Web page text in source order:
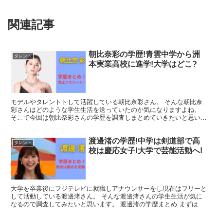
関連記事
タレント
朝比奈彩の学歴!青雲中学から洲
本実業高校に進学!大学はどこ?
モデルやタレントトして活躍している朝比奈彩さん。 そんな朝比奈
彩さんはどのような学生生活を送っていたのか気になりますよね。
そこで今回は朝比奈彩さんの学歴を調査しまとめていきたいと思いま
タレント
渡邊渚の学歴!中学は剣道部で高
校は慶応女子!大学で芸能活動へ!
大学を卒業後にフジテレビに就職しアナウンサーをし現在はフリーと
して活動している渡邊渚さん。 そんな渡邊渚さんの学生生活が気に
なるので調査してみたいと思います。 渡邊渚の学歴まとめ まずはプ